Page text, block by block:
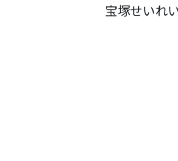
宝塚せいれ